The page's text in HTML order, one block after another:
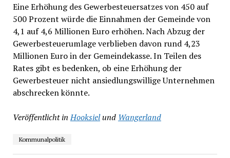
Eine Erhöhung des Gewerbesteuersatzes von 450 auf
500 Prozent würde die Einnahmen der Gemeinde von
4,1 auf 4,6 Millionen Euro erhöhen. Nach Abzug der
Gewerbesteuerumlage verblieben davon rund 4,23
Millionen Euro in der Gemeindekasse. In Teilen des
Rates gibt es bedenken, ob eine Erhöhung der
Gewerbesteuer nicht ansiedlungswillige Unternehmen
abschrecken könnte.
Veröffentlicht in Hooksielund Wangerland
Kommunalpolitik